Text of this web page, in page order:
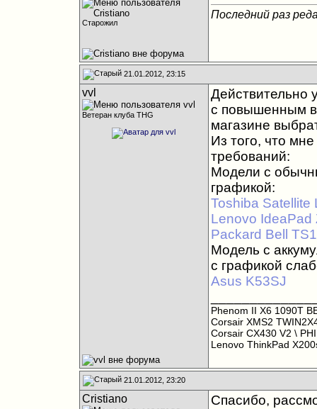
Старожил
Последний раз
21.01.2012, 23:15
vvl
Ветеран клуба THG
Действительно
с повышенным
магазине
Из того, что
требований:
Модели с
графикой:
Toshiba Satellite
Lenovo IdeaPad
Packard Bell
Модель с
с графикой
Asus K53SJ
Phenom II X6 1090T
Corsair XMS2
Corsair CX430 V2 \
Lenovo ThinkPad
21.01.2012, 23:20
Cristiano Спасибо,